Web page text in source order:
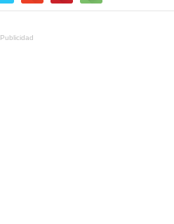
Publicidad